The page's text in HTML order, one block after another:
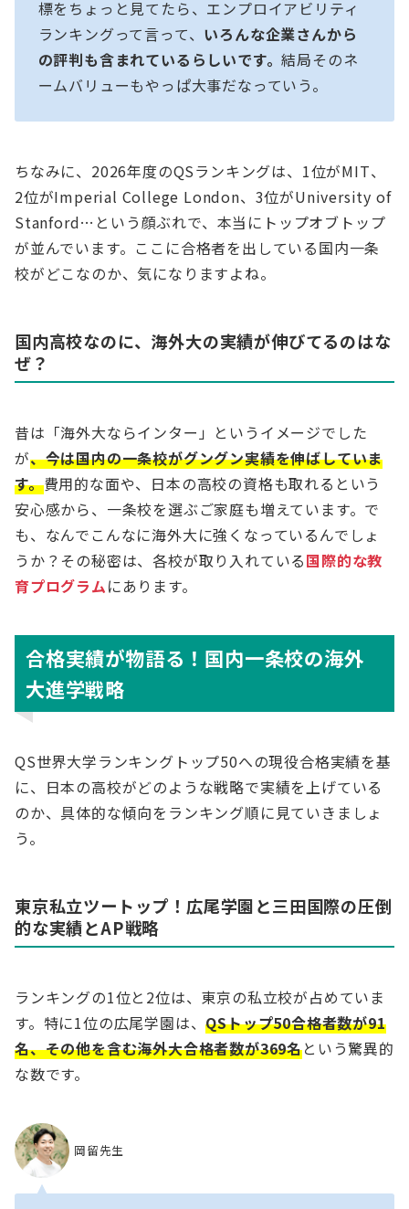
標をちょっと見てたら、エンプロイアビリティ
ランキングって言って、 いろんな企業さんから
の評判も含まれているらしいです。結局そのネ
ームバリューもやっぱ大事だなっていう。
ちなみに、2026年度のQSランキングは、1位がMIT、
2位がImperial College London、3位がUniversity of
Stanford…という顔ぶれで、本当にトップオブトップ
が並んでいます。ここに合格者を出している国内一条
校がどこなのか、気になりますよね。
国内高校なのに、海外大の実績が伸びてるのはな
ぜ？
昔は「海外大ならインター」というイメージでした
が、今は国内の一条校がグングン実績を伸ばしていま
す。費用的な面や、日本の高校の資格も取れるという
安心感から、一条校を選ぶご家庭も増えています。で
も、なんでこんなに海外大に強くなっているんでしょ
うか？その秘密は、各校が取り入れている国際的な教
育プログラムにあります。
合格実績が物語る！国内一条校の海外
大進学戦略
QS世界大学ランキングトップ50への現役合格実績を基
に、日本の高校がどのような戦略で実績を上げている
のか、具体的な傾向をランキング順に見ていきましょ
う。
東京私立ツートップ！広尾学園と三田国際の圧倒
的な実績とAP戦略
ランキングの1位と2位は、東京の私立校が占めていま
す。特に1位の広尾学園は、QSトップ50合格者数が91
名、その他を含む海外大合格者数が369名という驚異的
な数です。
岡留先生